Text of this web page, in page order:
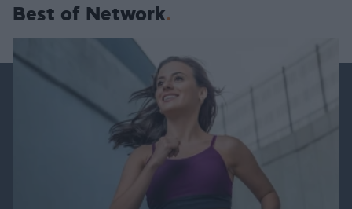
Best of Network